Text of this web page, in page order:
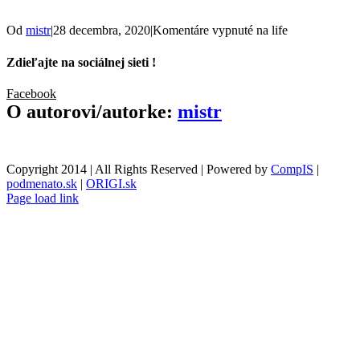
Od mistr|28 decembra, 2020|Komentáre vypnuté na life
Zdieľajte na sociálnej sieti !
Facebook
O autorovi/autorke: mistr
Copyright 2014 | All Rights Reserved | Powered by CompIS |
podmenato.sk | ORIGI.sk
Page load link